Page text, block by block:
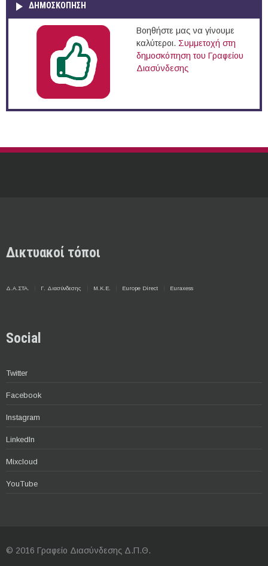
ΔΗΜΟΣΚΌΠΗΣΗ
Βοηθήστε μας να γίνουμε
καλύτεροι. Συμμετοχή στη
δημοσκόπηση του Γραφείου
Διασύνδεσης
Δικτυακοί τόποι
Δ.Α.ΣΤΑ. Γ. Διασύνδεσης Μ.Κ.Ε. Europe Direct Euraxess
Social
Twitter
Facebook
Instagram
LinkedIn
Mixcloud
YouTube
© 2016 Γραφείο Διασύνδεσης Δ.Π.Θ.